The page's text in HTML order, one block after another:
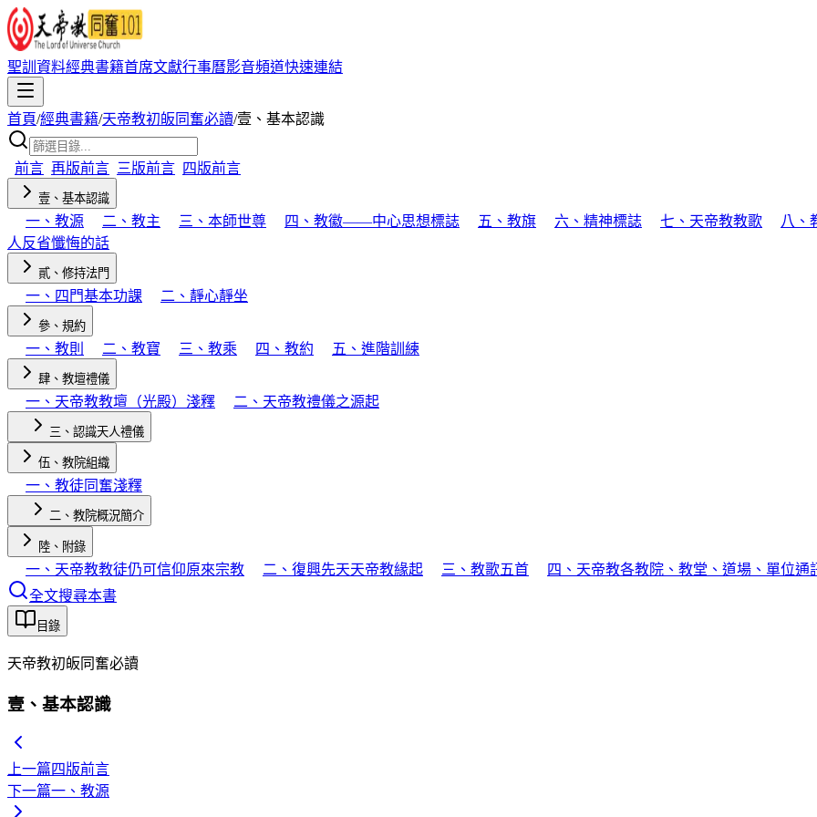
聖訓資料經典書籍首席文獻行事曆影音頻道快速連結
首頁/經典書籍/天帝教初皈同奮必讀/壹、基本認識
前言 再版前言 三版前言 四版前言
壹、基本認識
一、教源 二、教主 三、本師世尊 四、教徽——中心思想標誌 五、教旗 六、精神標誌 七、天帝教教歌
八、
人反省懺悔的話
貳、修持法門
一、四門基本功課 二、靜心靜坐
參、規約
一、教則 二、教寶 三、教乘 四、教約 五、進階訓練
肆、教壇禮儀
一、天帝教教壇（光殿）淺釋 二、天帝教禮儀之源起
三、認識天人禮儀
伍、教院組織
一、教徒同奮淺釋
二、教院概況簡介
陸、附錄
一、天帝教教徒仍可信仰原來宗教 二、復興先天天帝教緣起 三、教歌五首
四、天帝教各教院、教堂、道場、單位通
全文搜尋本書
目錄
天帝教初皈同奮必讀
壹、基本認識
上一篇四版前言
下一篇一、教源